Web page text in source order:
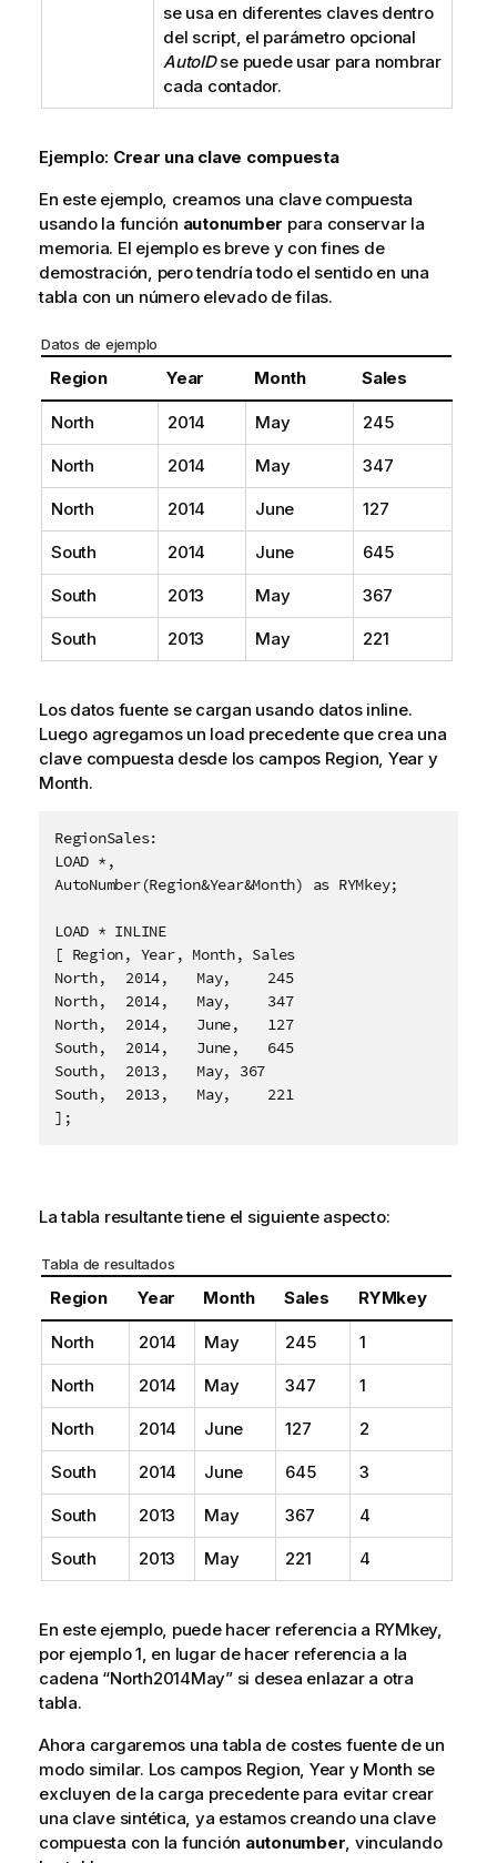
se usa en diferentes claves dentro
del script, el parámetro opcional
AutoIDse puede usar para nombrar
cada contador.
Ejemplo: Crear una clave compuesta
En este ejemplo, creamos una clave compuesta
usando la función autonumber para conservar la
memoria. El ejemplo es breve y con fines de
demostración, pero tendría todo el sentido en una
tabla con un número elevado de filas.
Datos de ejemplo
Region Year Month Sales
North 2014 May 245
North 2014 May 347
North 2014 June 127
South 2014 June 645
South 2013 May 367
South 2013 May 221
Los datos fuente se cargan usando datos inline.
Luego agregamos un load precedente que crea una
clave compuesta desde los campos Region Yeary
Month.
RegionSales:
LOAD *,
AutoNumber(Region&Year&Month) as RYMkey;
LOAD * INLINE
[ Region, Year, Month, Sales
North,	2014,	May,	245
North,	2014,	May,	347
North,	2014,	June,	127
South,	2014,	June,	645
South,	2013,	May, 367
South,	2013,	May,	221
];
La tabla resultante tiene el siguiente aspecto:
Tabla de resultados
Region Year Month Sales RYMkey
North 2014 May 245 1
North 2014 May 347 1
North 2014 June 127 2
South 2014 June 645 3
South 2013 May 367 4
South 2013 May 221 4
En este ejemplo, puede hacer referencia a RYMkey,
por ejemplo 1, en lugar de hacer referencia a la
cadena “North2014May” si desea enlazar a otra
tabla.
Ahora cargaremos una tabla de costes fuente de un
modo similar. Los campos Region Yeary Month se
excluyen de la carga precedente para evitar crear
una clave sintética, ya estamos creando una clave
compuesta con la función autonumber , vinculando